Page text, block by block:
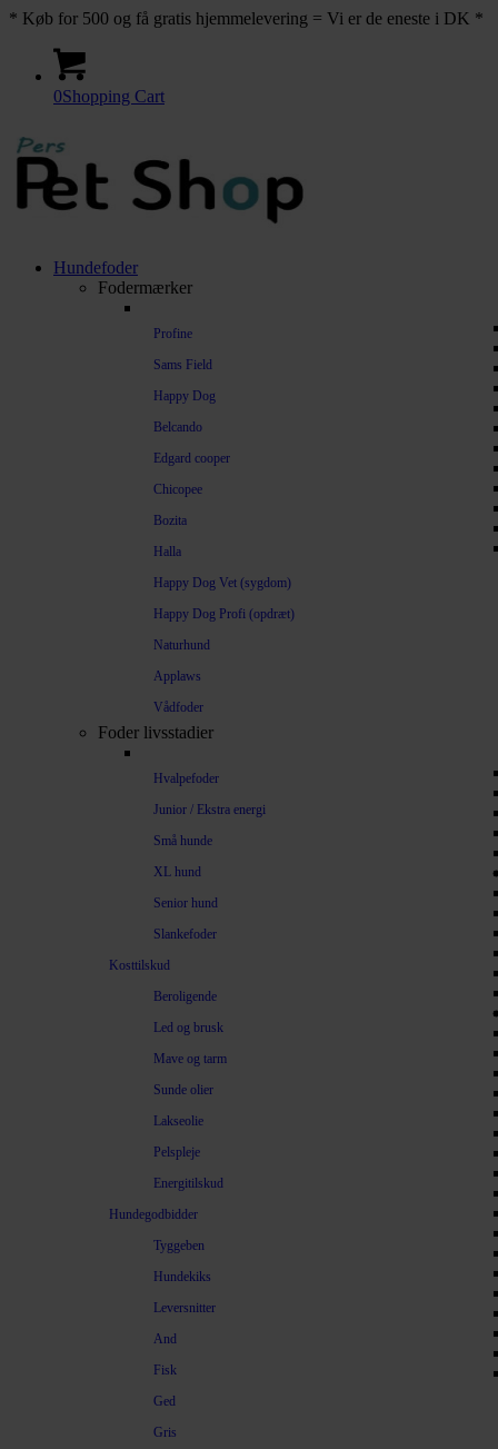
* Køb for 500 og få gratis hjemmelevering = Vi er de eneste i DK *
0Shopping Cart
Hundefoder
Fodermærker
Profine
Sams Field
Happy Dog
Belcando
Edgard cooper
Chicopee
Bozita
Halla
Happy Dog Vet (sygdom)
Happy Dog Profi (opdræt)
Naturhund
Applaws
Vådfoder
Foder livsstadier
Hvalpefoder
Junior / Ekstra energi
Små hunde
XL hund
Senior hund
Slankefoder
Kosttilskud
Beroligende
Led og brusk
Mave og tarm
Sunde olier
Lakseolie
Pelspleje
Energitilskud
Hundegodbidder
Tyggeben
Hundekiks
Leversnitter
And
Fisk
Ged
Gris